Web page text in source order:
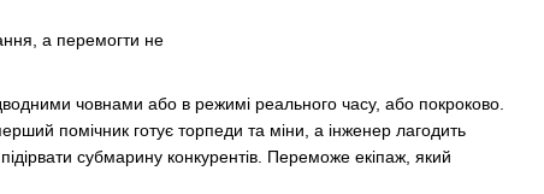
а перемогти не
човнами або в режимі реального часу, або покроково.
помічник готує торпеди та міни, а інженер лагодить
субмарину конкурентів. Переможе екіпаж, який